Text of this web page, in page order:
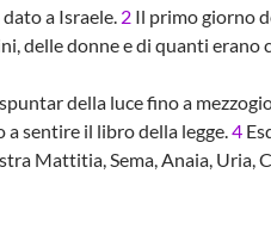
a Israele. 2 Il primo giorno
delle donne e di quanti erano
della luce fino a
sentire il libro della legge.4
Mattitia, Sema, Anaia, Uria,